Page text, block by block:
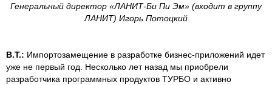
Генеральный директор «ЛАНИТ-Би Пи Эм» (входит в группу
ЛАНИТ) Игорь Потоцкий
В.Т.: Импортозамещение в разработке бизнес-приложений идет
уже не первый год. Несколько лет назад мы приобрели
разработчика программных продуктов ТУРБО и активно